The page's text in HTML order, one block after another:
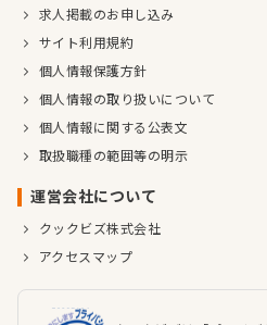
求人掲載のお申し込み
サイト利用規約
個人情報保護方針
個人情報の取り扱いについて
個人情報に関する公表文
取扱職種の範囲等の明示
運営会社について
クックビズ株式会社
アクセスマップ